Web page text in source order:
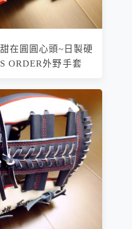
在圓圓心頭~日製硬
ORDER外野手套